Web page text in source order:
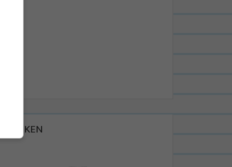
BOEKEN